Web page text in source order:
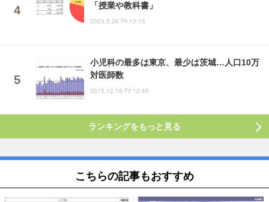
「授業や教科書」
2023.5.26 Fri 13:15
小児科の最多は東京、最少は茨城…人口10万
対医師数
2015.12.18 Fri 12:45
ランキングをもっと見る
こちらの記事もおすすめ